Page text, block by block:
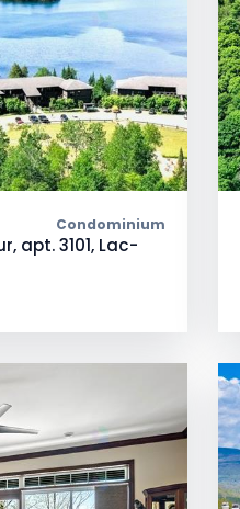
Condominium
apt. 3101, Lac-